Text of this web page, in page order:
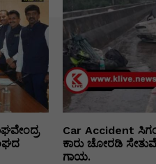
Car Accident
ಕಾರು ಚೋರಡಿ
ಗಾಯ.